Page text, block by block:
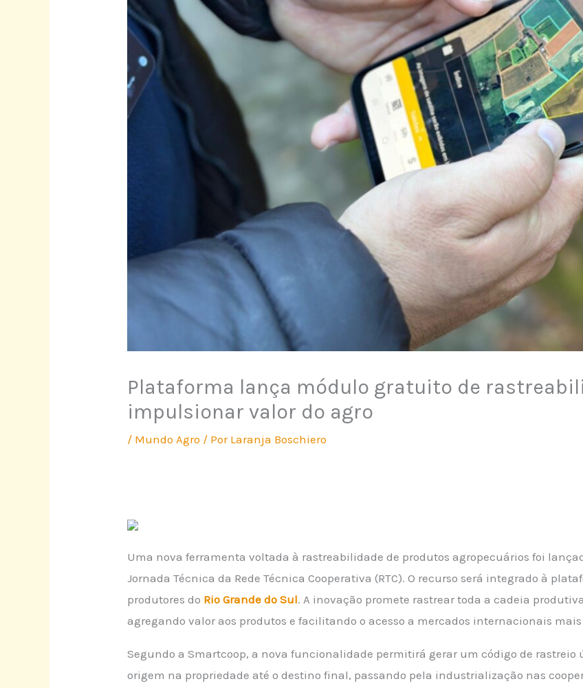
Plataforma lança módulo gratuito de
impulsionar valor do agro
/ Mundo Agro / Por Laranja Boschiero
Uma nova ferramenta voltada à rastreabilidade de produtos agropecuários foi
Jornada Técnica da Rede Técnica Cooperativa (RTC). O recurso será integrado à
produtores do Rio Grande do Sul. A inovação promete rastrear toda a cadeia
agregando valor aos produtos e facilitando o acesso a mercados internacionais
Segundo a Smartcoop, a nova funcionalidade permitirá gerar um código de rastreio
origem na propriedade até o destino final, passando pela industrialização nas